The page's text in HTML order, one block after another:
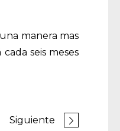
manera mas
seis meses
Siguiente